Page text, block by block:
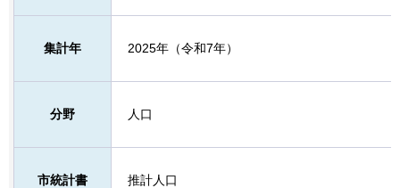
集計年 2025年（令和7年）
分野 人口
市統計書 推計人口